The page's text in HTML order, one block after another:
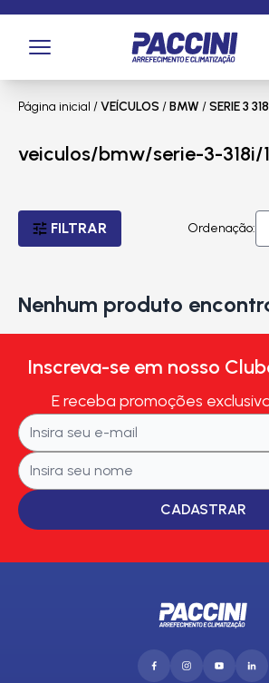
Página inicial /VEÍCULOS /BMW /SERIE 3
veiculos/bmw/serie-3-318i/
FILTRAR Ordenação:
Nenhum produto
Inscreva-se em nosso
E receba promoções
CADASTRAR